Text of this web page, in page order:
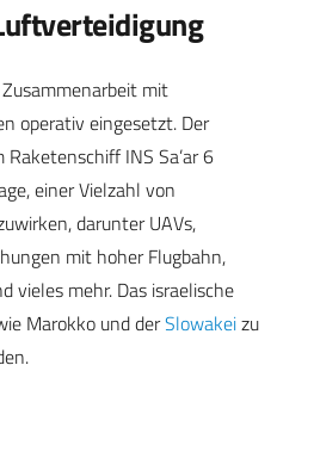
mit
operativ eingesetzt. Der
INS Sa’ar 6
einer Vielzahl von
darunter UAVs,
mit hoher Flugbahn,
vieles mehr. Das israelische
Marokko und derSlowakeizu